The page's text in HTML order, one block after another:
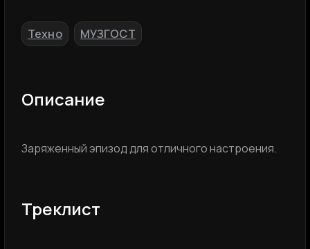
Техно МУЗГОСТ
Описание
Заряженный эпизод для отличного настроения.
Треклист